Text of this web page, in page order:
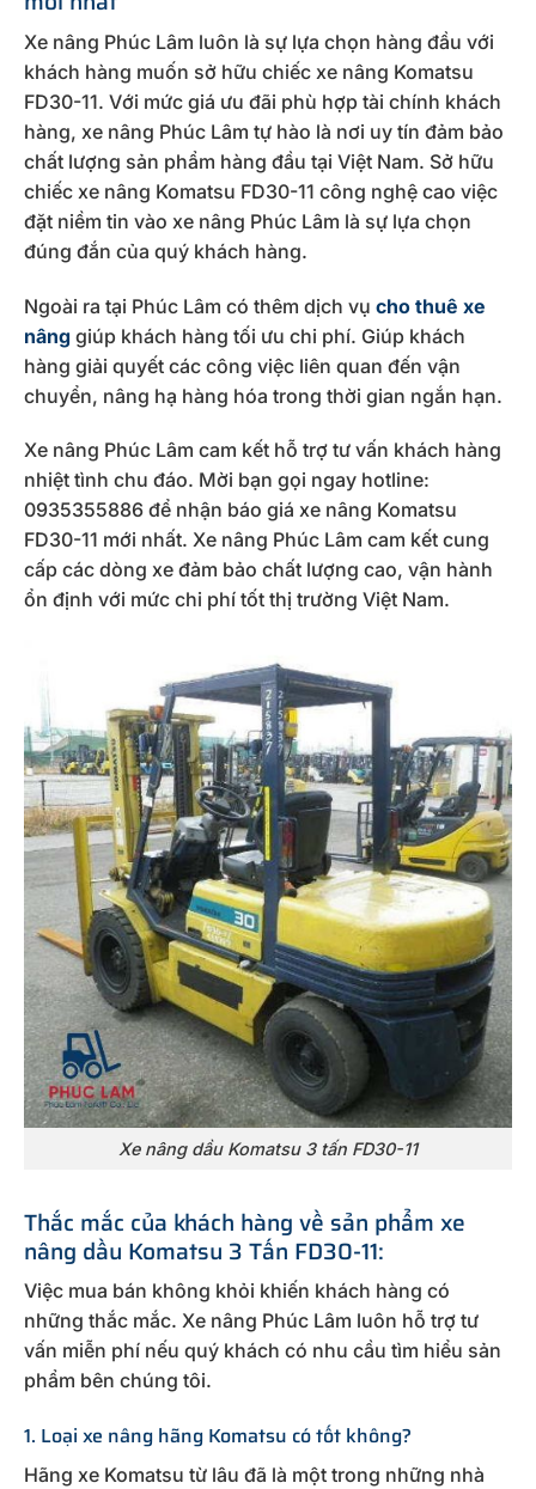
Xe nâng Phúc Lâm luôn là sự lựa chọn hàng đầu với
khách hàng muốn sở hữu chiếc xe nâng Komatsu
FD30-11. Với mức giá ưu đãi phù hợp tài chính khách
hàng, xe nâng Phúc Lâm tự hào là nơi uy tín đảm bảo
chất lượng sản phẩm hàng đầu tại Việt Nam. Sở hữu
chiếc xe nâng Komatsu FD30-11 công nghệ cao việc
đặt niềm tin vào xe nâng Phúc Lâm là sự lựa chọn
đúng đắn của quý khách hàng.
Ngoài ra tại Phúc Lâm có thêm dịch vụ cho thuê xe
nâng giúp khách hàng tối ưu chi phí. Giúp khách
hàng giải quyết các công việc liên quan đến vận
chuyển, nâng hạ hàng hóa trong thời gian ngắn hạn.
Xe nâng Phúc Lâm cam kết hỗ trợ tư vấn khách hàng
nhiệt tình chu đáo. Mời bạn gọi ngay hotline:
0935355886 để nhận báo giá xe nâng Komatsu
FD30-11 mới nhất. Xe nâng Phúc Lâm cam kết cung
cấp các dòng xe đảm bảo chất lượng cao, vận hành
ổn định với mức chi phí tốt thị trường Việt Nam.
Xe nâng dầu Komatsu 3 tấn FD30-11
Thắc mắc của khách hàng về sản phẩm xe
nâng dầu Komatsu 3 Tấn FD30-11:
Việc mua bán không khỏi khiến khách hàng có
những thắc mắc. Xe nâng Phúc Lâm luôn hỗ trợ tư
vấn miễn phí nếu quý khách có nhu cầu tìm hiểu sản
phẩm bên chúng tôi.
1. Loại xe nâng hãng Komatsu có tốt không?
Hãng xe Komatsu từ lâu đã là một trong những nhà